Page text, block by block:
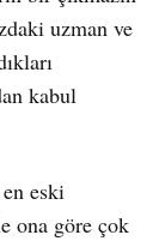
uzman ve
kabul
eski
ona göre çok